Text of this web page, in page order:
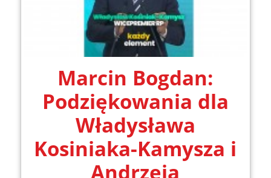
Marcin Bogdan:
Podziękowania dla
Władysława
Kosiniaka-Kamysza i
Andrzeja